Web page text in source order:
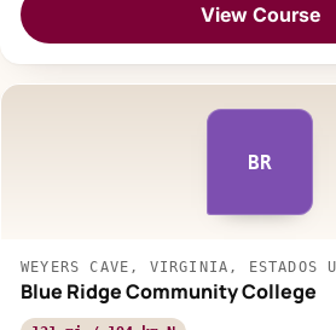
View Course
BR
WEYERS CAVE, VIRGINIA, ESTADOS
Blue Ridge Community College